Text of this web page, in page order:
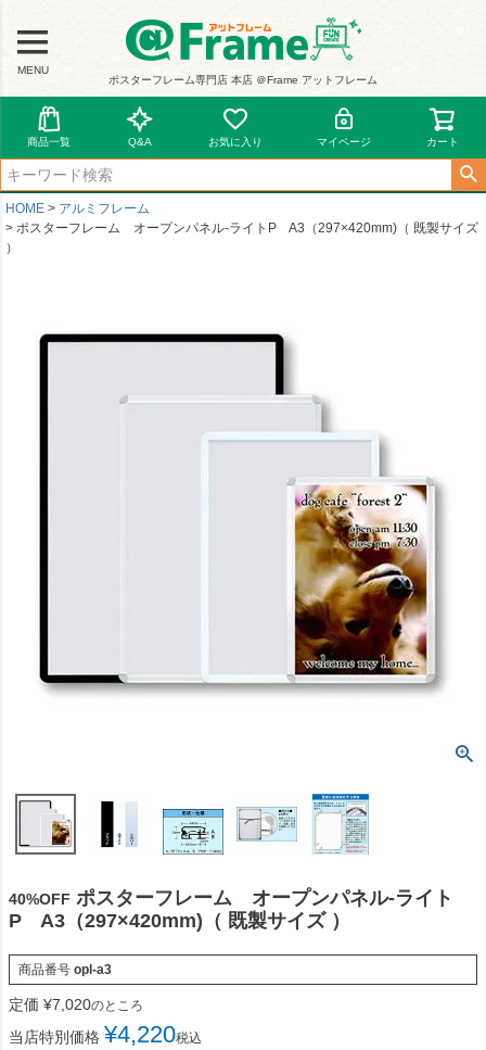
MENU
ポスターフレーム専門店 本店 ＠Frame アットフレーム
商品一覧 Q&A お気に入り マイページ カート
HOME
アルミフレーム
ポスターフレーム オープンパネル-ライトP A3（297×420mm)（ 既製サイズ
）
40%OFF ポスターフレーム オープンパネル-ライト
P A3（297×420mm)（ 既製サイズ ）
商品番号 opl-a3
定価 ¥7,020のところ
当店特別価格 ¥4,220税込